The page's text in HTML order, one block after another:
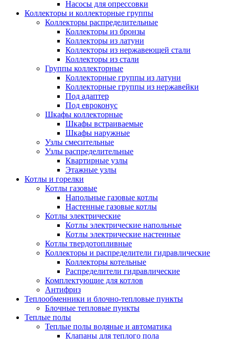
Насосы для опрессовки
Коллекторы и коллекторные группы
Коллекторы распределительные
Коллекторы из бронзы
Коллекторы из латуни
Коллекторы из нержавеющей стали
Коллекторы из стали
Группы коллекторные
Коллекторные группы из латуни
Коллекторные группы из нержавейки
Под адаптер
Под евроконус
Шкафы коллекторные
Шкафы встраиваемые
Шкафы наружные
Узлы смесительные
Узлы распределительные
Квартирные узлы
Этажные узлы
Котлы и горелки
Котлы газовые
Напольные газовые котлы
Настенные газовые котлы
Котлы электрические
Котлы электрические напольные
Котлы электрические настенные
Котлы твердотопливные
Коллекторы и распределители гидравлические
Коллекторы котельные
Распределители гидравлические
Комплектующие для котлов
Антифриз
Теплообменники и блочно-тепловые пункты
Блочные тепловые пункты
Теплые полы
Теплые полы водяные и автоматика
Клапаны для теплого пола